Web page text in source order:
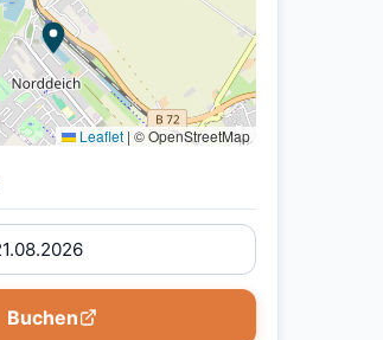
Leaflet | © OpenStreetMap
Buchen